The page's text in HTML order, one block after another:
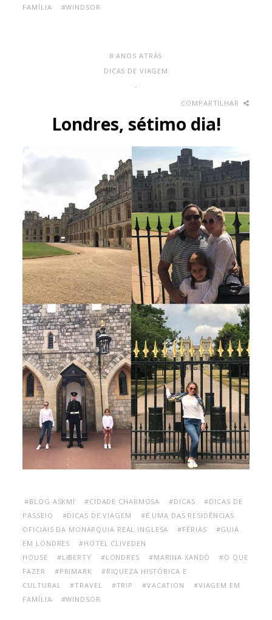
FAMÍLIA #WINDSOR
8 ANOS ATRÁS
DICAS DE VIAGEM
-
COMPARTILHAR
Londres, sétimo dia!
#BLOG ASKMI #CIDADE CHARMOSA #DICAS
#DICAS DE
PASSEIO
#DICAS DE VIAGEM
#É UMA DAS RESIDÊNCIAS
OFICIAIS DA MONARQUIA REAL INGLESA
#FÉRIAS
#GUIA
EM LONDRES
#HOTEL CLIVEDEN
HOUSE
#LIBERTY #LONDRES #MARINA XANDÓ
#O QUE
FAZER
#PRIMARK
#RIQUEZA HISTÓRICA E
CULTURAL
#TRAVEL #TRIP #VACATION
#VIAGEM EM
FAMÍLIA
#WINDSOR